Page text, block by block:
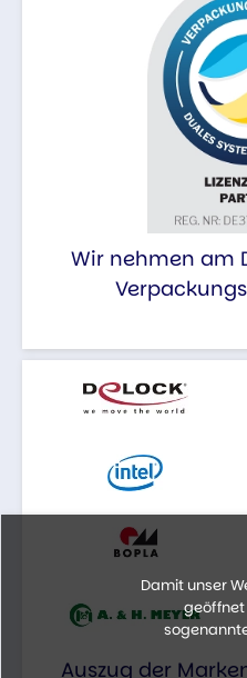
Wir nehmen am
Auszug der
Damit unser
geöffnet